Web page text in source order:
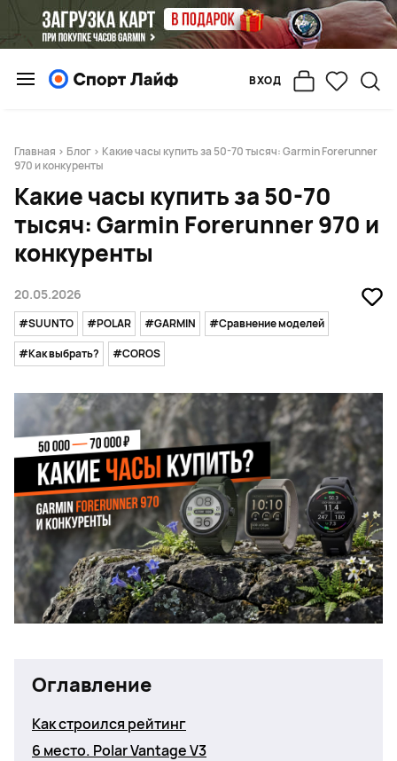
ВХОД
Главная > Блог > Какие часы купить за 50-70 тысяч: Garmin Forerunner
970 и конкуренты
Какие часы купить за 50-70
тысяч: Garmin Forerunner 970 и
конкуренты
20.05.2026
#SUUNTO #POLAR #GARMIN
#Сравнение моделей
#Как выбрать?
#COROS
Оглавление
Как строился рейтинг
6 место. Polar Vantage V3